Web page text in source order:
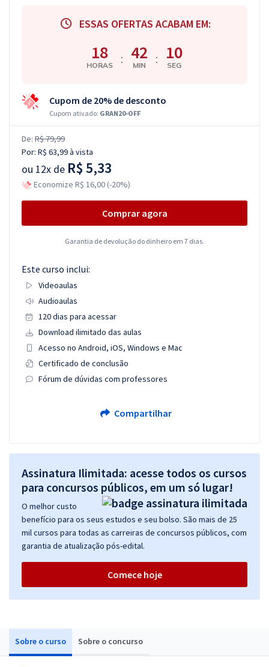
Sobre o curso Sobre o concurso
ESSAS OFERTAS ACABAM EM:
18
HORAS : 42
MIN : 09
SEG
Cupom de 20% de desconto
Cupom ativado: GRAN20-OFF
De: R$ 79,99
Por: R$ 63,99à vista
ou 12x de R$ 5,33
Economize R$ 16,00 (-20%)
Comprar agora
Garantia de devolução do dinheiro em 7 dias.
Este curso inclui:
Videoaulas
Audioaulas
120 dias para acessar
Download ilimitado das aulas
Acesso no Android, iOS, Windows e Mac
Certificado de conclusão
Fórum de dúvidas com professores
Compartilhar
Assinatura Ilimitada: acesse todos os cursos
para concursos públicos, em um só lugar!
O melhor custo
benefício para os seus estudos e seu bolso. São mais de 25
mil cursos para todas as carreiras de concursos públicos, com
garantia de atualização pós-edital.
Comece hoje